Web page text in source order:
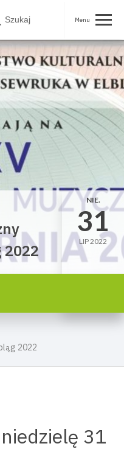
2022
2022
NIE.
31
LIP 2022
31